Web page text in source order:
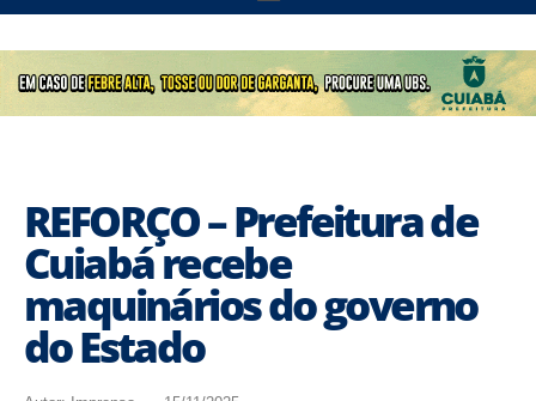
REFORÇO – Prefeitura de
Cuiabá recebe
maquinários do governo
do Estado